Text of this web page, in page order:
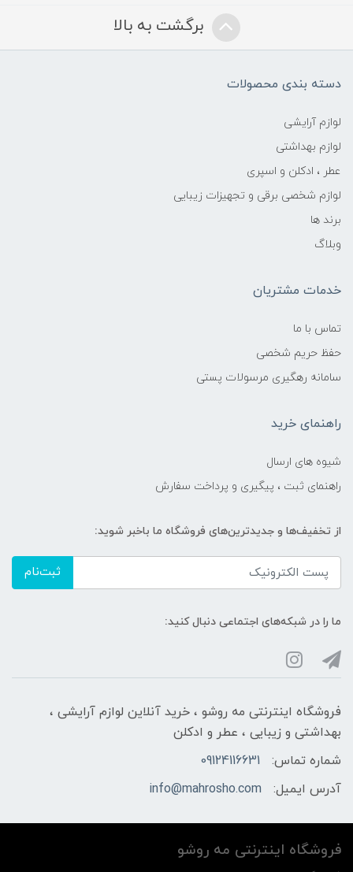
برگشت به بالا
دسته بندی محصولات
لوازم آرایشی
لوازم بهداشتی
عطر ، ادکلن و اسپری
لوازم شخصی برقی و تجهیزات زیبایی
برند ها
وبلاگ
خدمات مشتریان
تماس با ما
حفظ حریم شخصی
سامانه رهگیری مرسولات پستی
راهنمای خرید
شیوه های ارسال
راهنمای ثبت ، پیگیری و پرداخت سفارش
از تخفیف‌ها و جدیدترین‌های فروشگاه ما باخبر شوید:
ثبت‌نام
ما را در شبکه‌های اجتماعی دنبال کنید:
فروشگاه اینترنتی مه‌ رو‌شو ، خرید آنلاین لوازم آرایشی ،
بهداشتی و زیبایی ، عطر و ادکلن
شماره تماس:
09124116631
آدرس ایمیل:
info@mahrosho.com
فروشگاه اینترنتی مه‌ رو‌شو